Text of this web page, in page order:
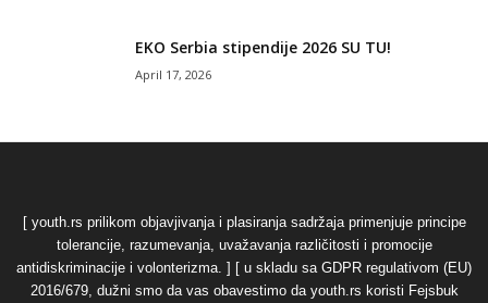
EKO Serbia stipendije 2026 SU TU!
April 17, 2026
[ youth.rs prilikom objavjivanja i plasiranja sadržaja primenjuje principe
tolerancije, razumevanja, uvažavanja različitosti i promocije
antidiskriminacije i volonterizma. ] [ u skladu sa GDPR regulativom (EU)
2016/679, dužni smo da vas obavestimo da youth.rs koristi Fejsbuk